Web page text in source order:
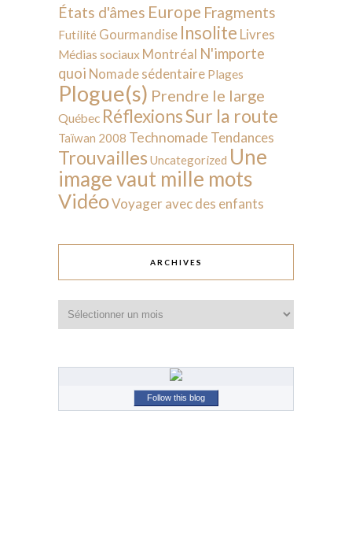
États d'âmes Europe Fragments
Futilité Gourmandise Insolite Livres
Médias sociaux Montréal N'importe
quoi Nomade sédentaire Plages
Plogue(s) Prendre le large
Québec RéflexionsSur la route
Taïwan 2008 Technomade Tendances
Trouvailles Uncategorized Une
image vaut mille mots
VidéoVoyager avec des enfants
ARCHIVES
Follow this blog